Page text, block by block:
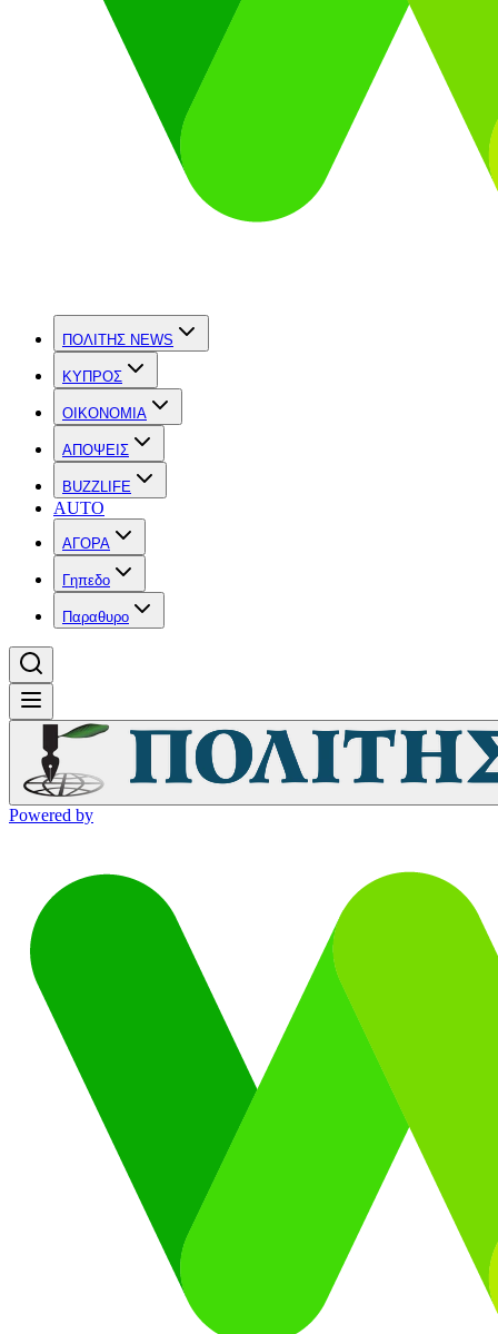
ΠΟΛΙΤΗΣ NEWS
ΚΥΠΡΟΣ
OIKONOMIA
ΑΠΟΨΕΙΣ
BUZZLIFE
AUTO
ΑΓΟΡΑ
Γηπεδο
Παραθυρο
Powered by